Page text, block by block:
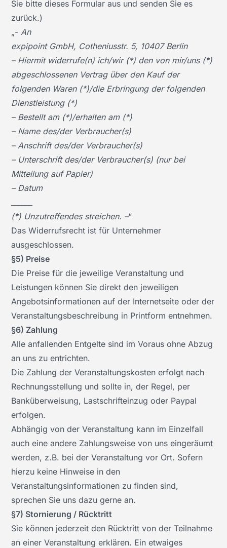
Sie bitte dieses Formular aus und senden Sie es
zurück.)
„-An
expipoint GmbH, Cotheniusstr. 5, 10407 Berlin
– Hiermit widerrufe(n) ich/wir (*) den von mir/uns (*)
abgeschlossenen Vertrag über den Kauf der
folgenden Waren (*)/die Erbringung der folgenden
Dienstleistung (*)
– Bestellt am (*)/erhalten am (*)
– Name des/der Verbraucher(s)
– Anschrift des/der Verbraucher(s)
– Unterschrift des/der Verbraucher(s) (nur bei
Mitteilung auf Papier)
– Datum
(*) Unzutreffendes streichen. –“
Das Widerrufsrecht ist für Unternehmer
ausgeschlossen.
§5) Preise
Die Preise für die jeweilige Veranstaltung und
Leistungen können Sie direkt den jeweiligen
Angebotsinformationen auf der Internetseite oder der
Veranstaltungsbeschreibung in Printform entnehmen.
§6) Zahlung
Alle anfallenden Entgelte sind im Voraus ohne Abzug
an uns zu entrichten.
Die Zahlung der Veranstaltungskosten erfolgt nach
Rechnungsstellung und sollte in, der Regel, per
Banküberweisung, Lastschrifteinzug oder Paypal
erfolgen.
Abhängig von der Veranstaltung kann im Einzelfall
auch eine andere Zahlungsweise von uns eingeräumt
werden, z.B. bei der Veranstaltung vor Ort. Sofern
hierzu keine Hinweise in den
Veranstaltungsinformationen zu finden sind,
sprechen Sie uns dazu gerne an.
§7) Stornierung / Rücktritt
Sie können jederzeit den Rücktritt von der Teilnahme
an einer Veranstaltung erklären. Ein etwaiges